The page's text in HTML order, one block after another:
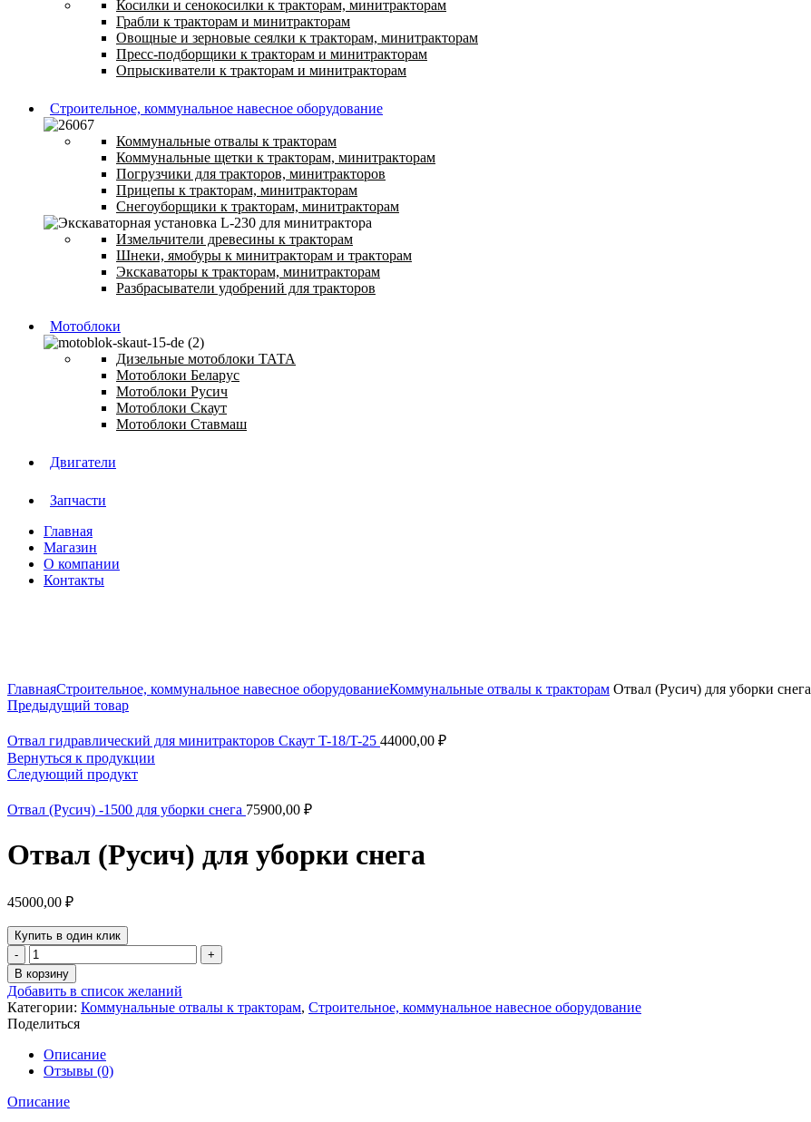
Косилки и сенокосилки к тракторам, минитракторам
Грабли к тракторам и минитракторам
Овощные и зерновые сеялки к тракторам, минитракторам
Пресс-подборщики к тракторам и минитракторам
Опрыскиватели к тракторам и минитракторам
Строительное, коммунальное навесное оборудование
Коммунальные отвалы к тракторам
Коммунальные щетки к тракторам, минитракторам
Погрузчики для тракторов, минитракторов
Прицепы к тракторам, минитракторам
Снегоуборщики к тракторам, минитракторам
Измельчители древесины к тракторам
Шнеки, ямобуры к минитракторам и тракторам
Экскаваторы к тракторам, минитракторам
Разбрасыватели удобрений для тракторов
Мотоблоки
Дизельные мотоблоки ТАТА
Мотоблоки Беларус
Мотоблоки Русич
Мотоблоки Скаут
Мотоблоки Ставмаш
Двигатели
Запчасти
Главная
Магазин
О компании
Контакты
ГлавнаяСтроительное, коммунальное навесное оборудованиеКоммунальные отвалы к тракторам Отвал (Русич) для уборки снега
Предыдущий товар
Отвал гидравлический для минитракторов Скаут T-18/T-25 44000,00 ₽
Вернуться к продукции
Следующий продукт
Отвал (Русич) -1500 для уборки снега 75900,00 ₽
Отвал (Русич) для уборки снега
45000,00 ₽
Купить в один клик
Количество
товара
Отвал
(Русич)
для
уборки
снега
В корзину
Добавить в список желаний
Категории: Коммунальные отвалы к тракторам, Строительное, коммунальное навесное оборудование
Поделиться
Описание
Отзывы (0)
Описание